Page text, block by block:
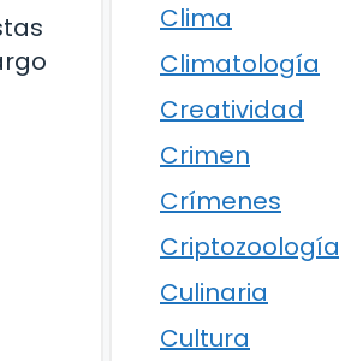
Clima
Climatología
Creatividad
Crimen
Crímenes
Criptozoología
Culinaria
Cultura